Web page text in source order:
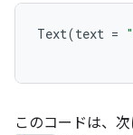
Text(text =
このコードは、